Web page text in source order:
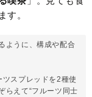
す。
ように、構成や配合
スプレッドを2種使
らえて“フルーツ同士